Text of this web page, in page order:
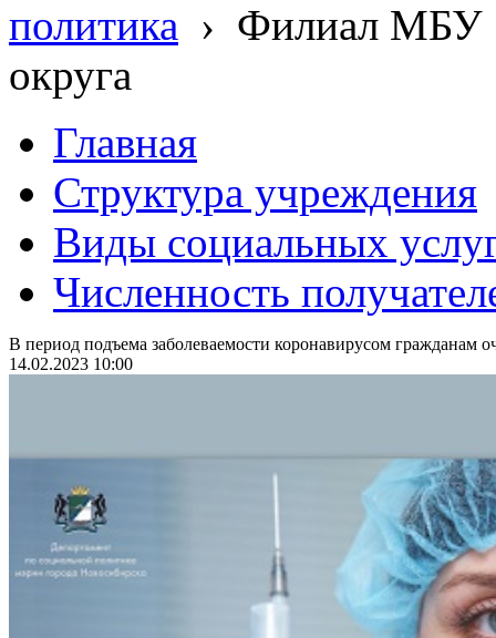
политика › Филиал МБУ
округа
Главная
Структура учреждения
Виды социальных
Численность
В период подъема заболеваемости коронавирусом гражданам
14.02.2023 10:00